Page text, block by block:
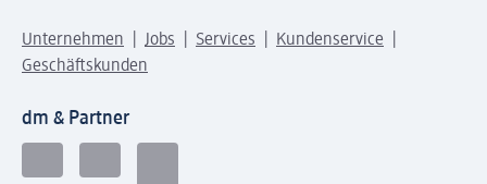
Unternehmen Jobs Services
Kundenservice
Geschäftskunden
dm & Partner